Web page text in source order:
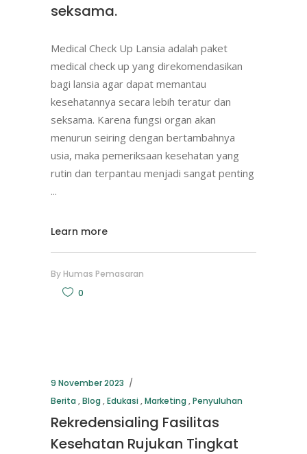
seksama.
Medical Check Up Lansia adalah paket
medical check up yang direkomendasikan
bagi lansia agar dapat memantau
kesehatannya secara lebih teratur dan
seksama. Karena fungsi organ akan
menurun seiring dengan bertambahnya
usia, maka pemeriksaan kesehatan yang
rutin dan terpantau menjadi sangat penting
Learn more
By Humas Pemasaran
0
9 November 2023
Berita ,Blog ,Edukasi,Marketing ,Penyuluhan
Rekredensialing Fasilitas
Kesehatan Rujukan Tingkat